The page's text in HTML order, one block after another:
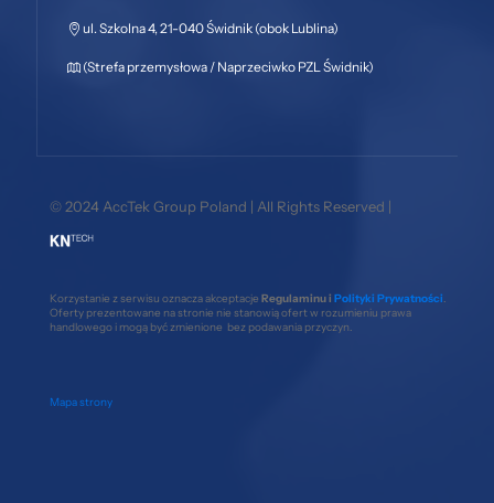
ul. Szkolna 4, 21-040 Świdnik (obok Lublina)
(Strefa przemysłowa / Naprzeciwko PZL Świdnik)
© 2024 AccTek Group Poland | All Rights Reserved |
Korzystanie z serwisu oznacza akceptacje Regulaminu i Polityki Prywatności
Oferty prezentowane na stronie nie stanowią ofert w rozumieniu prawa
handlowego i mogą być zmienione bez podawania przyczyn.
Mapa strony